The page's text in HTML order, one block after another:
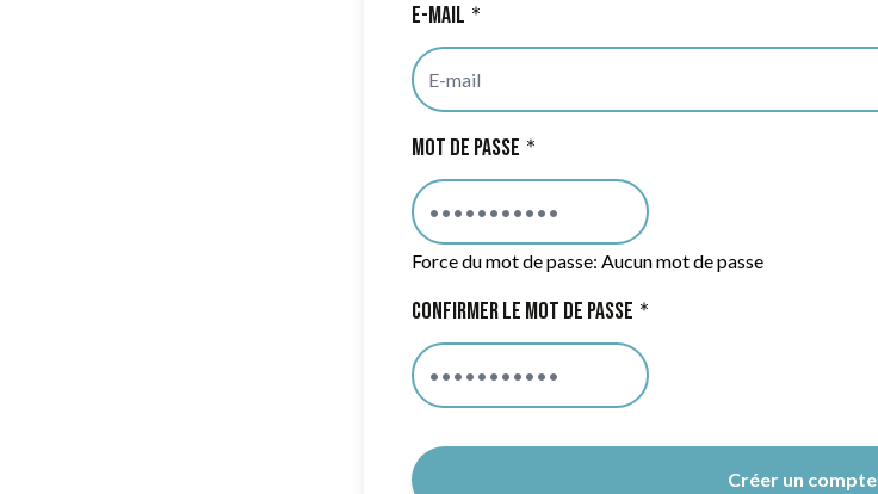
E-mail
Mot de passe
Mot de passe masqué
Force du mot de passe: Aucun mot de passe
Confirmer le mot de passe
Confirmation du mot de passe masquée
Créer un compte